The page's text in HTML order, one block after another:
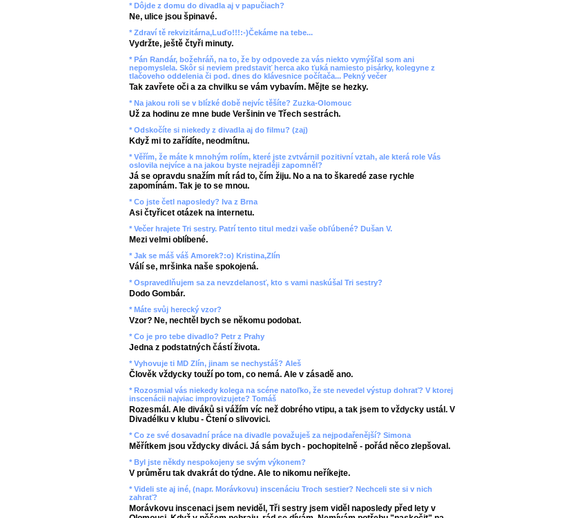
* Dôjde z domu do divadla aj v papučiach?
Ne, ulice jsou špinavé.
* Zdraví tě rekvizitárna,Luďo!!!:-)Čekáme na tebe...
Vydržte, ještě čtyři minuty.
* Pán Randár, božehráň, na to, že by odpovede za vás niekto vymýšľal som ani
nepomyslela. Skôr si neviem predstaviť herca ako ťuká namiesto pisárky, kolegyne z
tlačoveho oddelenia či pod. dnes do klávesnice počítača... Pekný večer
Tak zavřete oči a za chvilku se vám vybavím. Mějte se hezky.
* Na jakou roli se v blízké době nejvíc těšíte? Zuzka-Olomouc
Už za hodinu ze mne bude Veršinin ve Třech sestrách.
* Odskočíte si niekedy z divadla aj do filmu? (zaj)
Když mi to zařídíte, neodmítnu.
* Věřím, že máte k mnohým rolím, které jste zvtvárnil pozitivní vztah, ale která role Vás
oslovila nejvíce a na jakou byste nejraději zapomněl?
Já se opravdu snažím mít rád to, čím žiju. No a na to škaredé zase rychle
zapomínám. Tak je to se mnou.
* Co jste četl naposledy? Iva z Brna
Asi čtyřicet otázek na internetu.
* Večer hrajete Tri sestry. Patrí tento titul medzi vaše obľúbené? Dušan V.
Mezi velmi oblíbené.
* Jak se máš váš Amorek?:o) Kristina,Zlín
Válí se, mršinka naše spokojená.
* Ospravedlňujem sa za nevzdelanosť, kto s vami naskúšal Tri sestry?
Dodo Gombár.
* Máte svůj herecký vzor?
Vzor? Ne, nechtěl bych se někomu podobat.
* Co je pro tebe divadlo? Petr z Prahy
Jedna z podstatných částí života.
* Vyhovuje ti MD Zlín, jinam se nechystáš? Aleš
Člověk vždycky touží po tom, co nemá. Ale v zásadě ano.
* Rozosmial vás niekedy kolega na scéne natoľko, že ste nevedel výstup dohrať? V ktorej
inscenácii najviac improvizujete? Tomáš
Rozesmál. Ale diváků si vážím víc než dobrého vtipu, a tak jsem to vždycky ustál. V
Divadélku v klubu - Čtení o slivovici.
* Co ze své dosavadní práce na divadle považuješ za nejpodařenější? Simona
Měřítkem jsou vždycky diváci. Já sám bych - pochopitelně - pořád něco zlepšoval.
* Byl jste někdy nespokojeny se svým výkonem?
V průměru tak dvakrát do týdne. Ale to nikomu neříkejte.
* Videli ste aj iné, (napr. Morávkovu) inscenáciu Troch sestier? Nechceli ste si v nich
zahrať?
Morávkovu inscenaci jsem neviděl, Tři sestry jsem viděl naposledy před lety v